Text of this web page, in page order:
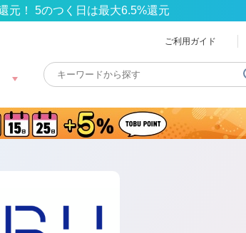
元！ 5のつく日は最大6.5%還元
ご利用ガイド